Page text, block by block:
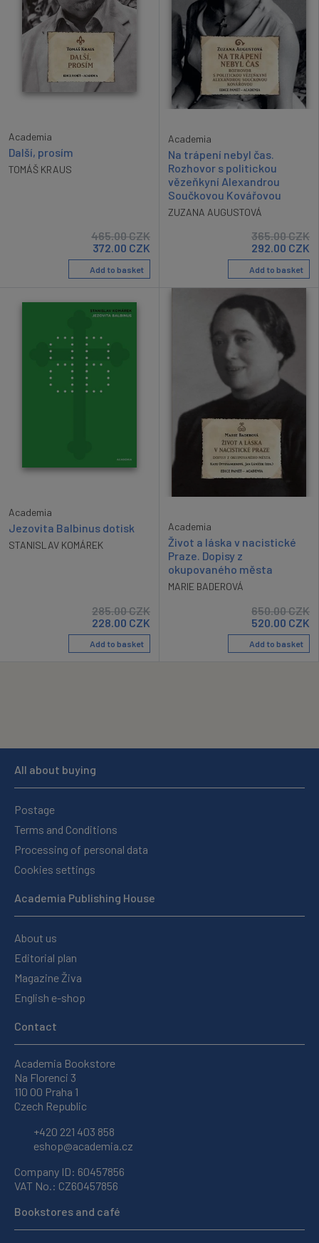
Academia
Další, prosím
TOMÁŠ KRAUS
465.00CZK
372.00 CZK
Add to basket
Academia
Na trápení nebyl čas.
Rozhovor s politickou
vězeňkyní Alexandrou
Součkovou Kovářovou
ZUZANA AUGUSTOVÁ
365.00CZK
292.00 CZK
Add to basket
Academia
Jezovita Balbinus dotisk
STANISLAV KOMÁREK
285.00CZK
228.00 CZK
Add to basket
Academia
Život a láska v nacistické
Praze. Dopisy z
okupovaného města
MARIE BADEROVÁ
650.00CZK
520.00 CZK
Add to basket
All about buying
Postage
Terms and Conditions
Processing of personal data
Cookies settings
Academia Publishing House
About us
Editorial plan
Magazine Živa
English e-shop
Contact
Academia Bookstore
Na Florenci 3
110 00 Praha 1
Czech Republic
+420 221 403 858
eshop@academia.cz
Company ID: 60457856
VAT No.: CZ60457856
Bookstores and café